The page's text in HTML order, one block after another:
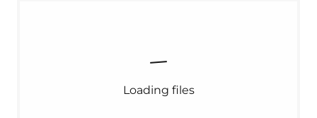
Loading files